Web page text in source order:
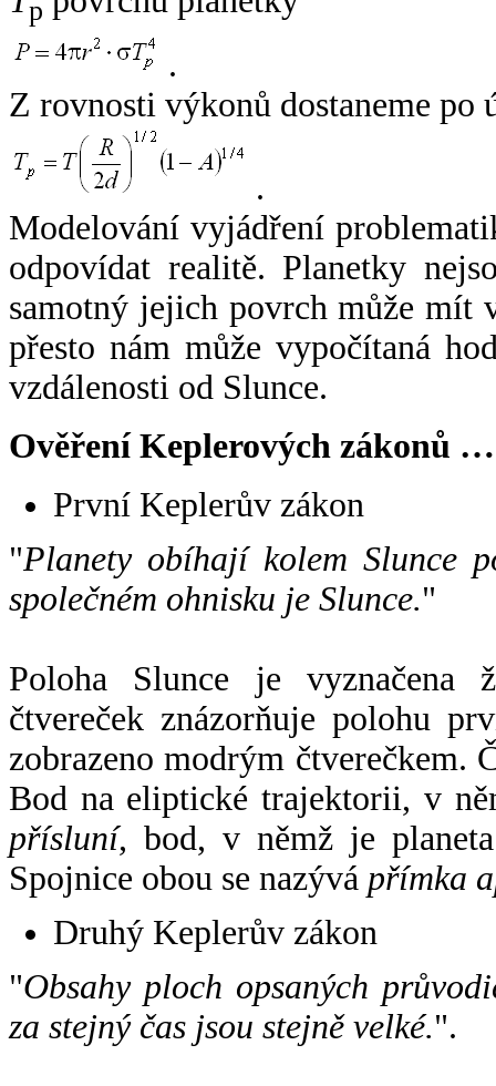
p
.
Z rovnosti výkonů dostaneme po
.
Modelování vyjádření
odpovídat realitě. Planetky
samotný jejich povrch může mít
přesto nám může vypočítaná
vzdálenosti od Slunce.
Ověření Keplerových zákonů …
První Keplerův zákon
"Planety obíhají kolem Slunce
společném ohnisku je Slunce."
Poloha Slunce je vyznačena
čtvereček znázorňuje polohu
zobrazeno modrým čtverečkem.
Bod na eliptické trajektorii, v
přísluní, bod, v němž je
Spojnice obou se nazývá přímka
Druhý Keplerův zákon
"Obsahy ploch opsaných
za stejný čas jsou stejně velké.".